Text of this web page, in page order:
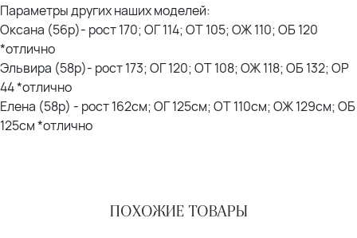
Параметры других наших моделей:
Оксана (56р)- рост 170; ОГ 114; ОТ 105; ОЖ 110; ОБ 120
*отлично
Эльвира (58р)- рост 173; ОГ 120; ОТ 108; ОЖ 118; ОБ 132; ОР
44 *отлично
Елена (58р) - рост 162см; ОГ 125см; ОТ 110см; ОЖ 129см; ОБ
125см *отлично
ПОХОЖИЕ ТОВАРЫ